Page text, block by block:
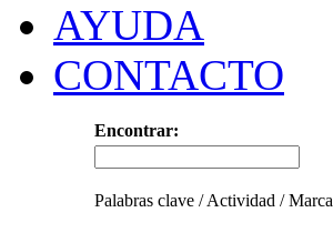
AYUDA
CONTACTO
Encontrar:
Palabras clave / Actividad / Marca